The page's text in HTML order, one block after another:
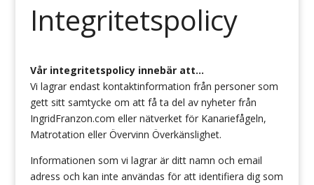
Integritetspolicy
Vår integritetspolicy innebär att…
Vi lagrar endast kontaktinformation från personer som
gett sitt samtycke om att få ta del av nyheter från
IngridFranzon.com eller nätverket för Kanariefågeln,
Matrotation eller Övervinn Överkänslighet.
Informationen som vi lagrar är ditt namn och email
adress och kan inte användas för att identifiera dig som